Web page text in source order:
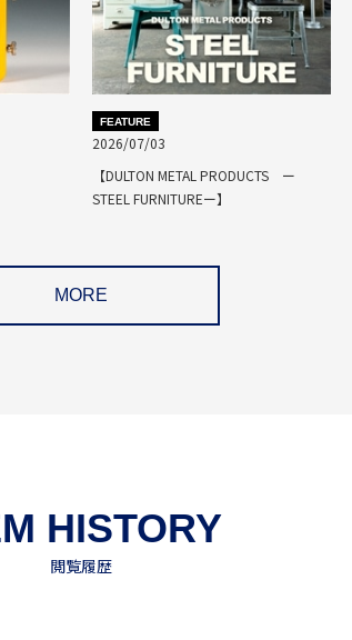
FEATURE
2026/07/03
【DULTON METAL PRODUCTS ー
STEEL FURNITUREー】
MORE